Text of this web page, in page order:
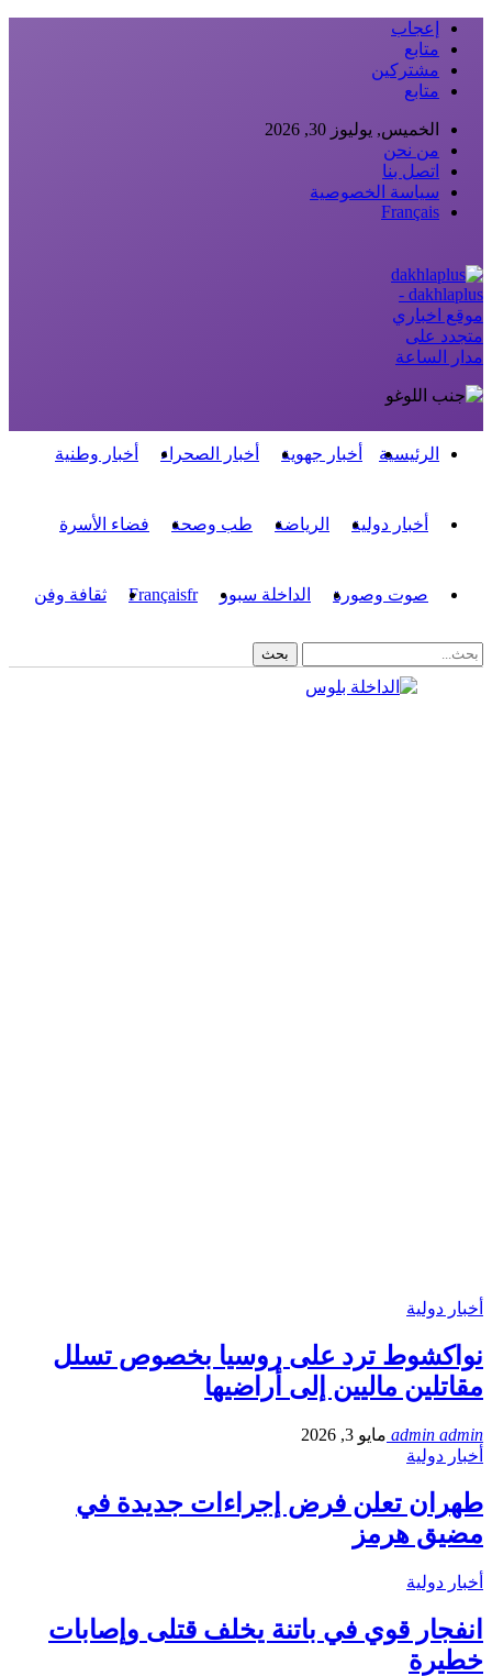
إعجاب
متابع
مشتركين
متابع
الخميس, يوليوز 30, 2026
من نحن
اتصل بنا
سياسة الخصوصية
Français
dakhlaplus -
موقع اخباري
متجدد على
مدار الساعة
الرئيسية أخبار جهوية أخبار الصحراء أخبار وطنية
أخبار دولية الرياضة طب وصحة فضاء الأسرة
صوت وصورة الداخلة سبور Françaisfr ثقافة وفن
أخبار دولية
نواكشوط ترد على روسيا بخصوص تسلل
مقاتلين ماليين إلى أراضيها
admin admin مايو 3, 2026
أخبار دولية
طهران تعلن فرض إجراءات جديدة في
مضيق هرمز
أخبار دولية
انفجار قوي في باتنة يخلف قتلى وإصابات
خطيرة